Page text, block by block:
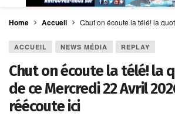
Home Accueil Chut on écoute la télé! la
ACCUEIL NEWS MÉDIA REPLAY
Chut on écoute la télé! la
de ce Mercredi 22 Avril
réécoute ici